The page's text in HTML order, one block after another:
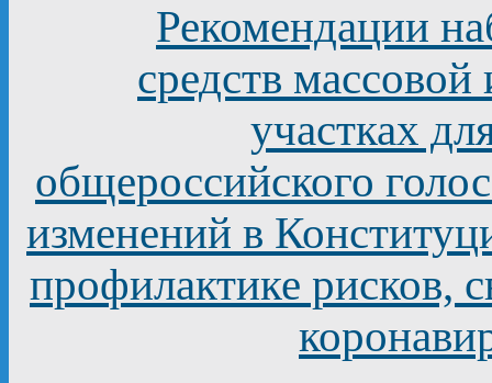
Рекомендации
средств
участках
общероссийского
изменений в
профилактике рисков,